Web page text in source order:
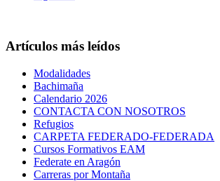
Artículos más leídos
Modalidades
Bachimaña
Calendario 2026
CONTACTA CON NOSOTROS
Refugios
CARPETA FEDERADO-FEDERADA
Cursos Formativos EAM
Federate en Aragón
Carreras por Montaña